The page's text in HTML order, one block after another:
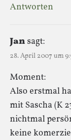
Antworten
Jansagt:
28. April 2007 um
Moment:
Also erstmal
mit Sascha (K
nichtmal
keine